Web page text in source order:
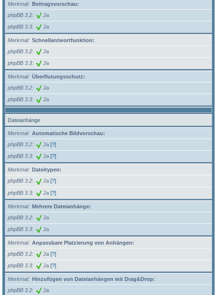
Merkmal
Beitragsvorschau:
phpBB 3.2
Ja
phpBB 3.3 Ja
Merkmal
Schnellantwortfunktion:
phpBB 3.2
Ja
phpBB 3.3 Ja
Merkmal
Überflutungsschutz:
phpBB 3.2
Ja
phpBB 3.3 Ja
Dateianhänge
Merkmal
Automatische Bildvorschau:
phpBB 3.2
Ja [?]
phpBB 3.3 Ja [?]
Merkmal
Dateitypen:
phpBB 3.2
Ja [?]
phpBB 3.3 Ja [?]
Merkmal
Mehrere Dateianhänge:
phpBB 3.2
Ja
phpBB 3.3 Ja
Merkmal
Anpassbare Platzierung von Anhängen:
phpBB 3.2
Ja [?]
phpBB 3.3 Ja [?]
Merkmal
Hinzufügen von Dateianhängen mit Drag&Drop:
phpBB 3.2
Ja